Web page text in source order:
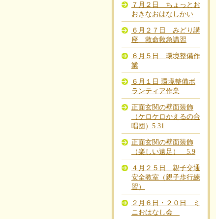
７月２日 ちょっとお
おきなおはなしかい
６月２７日 みどり講
座 救命救急講習
６月５日 環境整備作
業
６月１日 環境整備ボ
ランティア作業
正面玄関の壁面装飾
（ケロケロかえるの合
唱団）5.31
正面玄関の壁面装飾
（楽しい遠足） 5.9
４月２５日 親子交通
安全教室（親子歩行練
習）
２月６日・２０日 ミ
ニおはなし会